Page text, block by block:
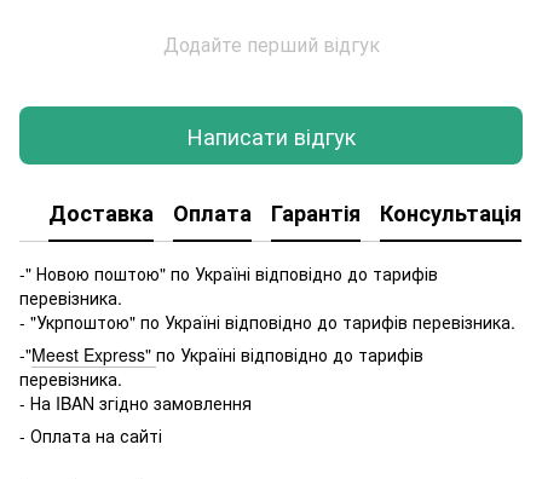
Додайте перший відгук
Написати відгук
Доставка Оплата Гарантія Консультація
-" Новою поштою" по Україні відповідно до тарифів
перевізника.
- "Укрпоштою" по Україні відповідно до тарифів перевізника.
-"Meest Express" по Україні відповідно до тарифів
перевізника.
- На IBAN згідно замовлення
- Оплата на сайті